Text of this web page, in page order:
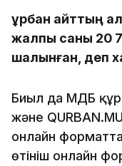
Құрбан айттың
жалпы саны 20
шалынған, деп
Биыл да ҚМДБ
және
онлайн
өтініш онлайн